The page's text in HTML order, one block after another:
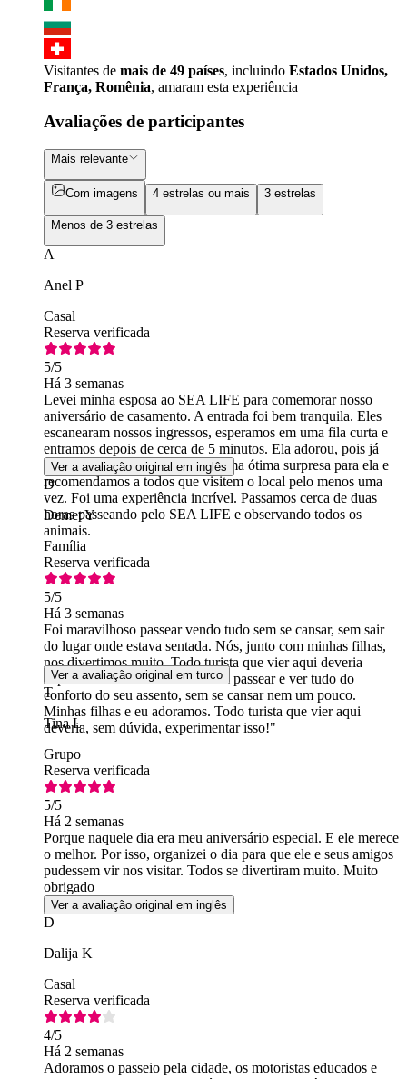
Visitantes de mais de 49 países, incluindo Estados Unidos,
França, Romênia, amaram esta experiência
Avaliações de participantes
Mais relevante
Com imagens 4 estrelas ou mais 3 estrelas
Menos de 3 estrelas
A
Anel P
Casal
Reserva verificada
5/5
Há 3 semanas
Levei minha esposa ao SEA LIFE para comemorar nosso
aniversário de casamento. A entrada foi bem tranquila. Eles
escanearam nossos ingressos, esperamos em uma fila curta e
entramos depois de cerca de 5 minutos. Ela adorou, pois já
fazia anos que queria ir lá. Foi uma ótima surpresa para ela e
recomendamos a todos que visitem o local pelo menos uma
vez. Foi uma experiência incrível. Passamos cerca de duas
horas passeando pelo SEA LIFE e observando todos os
animais.
Ver a avaliação original em inglês
D
Demet Y
Família
Reserva verificada
5/5
Há 3 semanas
Foi maravilhoso passear vendo tudo sem se cansar, sem sair
do lugar onde estava sentada. Nós, junto com minhas filhas,
nos divertimos muito. Todo turista que vier aqui deveria
experimentar isso... "Foi incrível passear e ver tudo do
conforto do seu assento, sem se cansar nem um pouco.
Minhas filhas e eu adoramos. Todo turista que vier aqui
deveria, sem dúvida, experimentar isso!"
Ver a avaliação original em turco
T
Tina L
Grupo
Reserva verificada
5/5
Há 2 semanas
Porque naquele dia era meu aniversário especial. E ele merece
o melhor. Por isso, organizei o dia para que ele e seus amigos
pudessem vir nos visitar. Todos se divertiram muito. Muito
obrigado
Ver a avaliação original em inglês
D
Dalija K
Casal
Reserva verificada
4/5
Há 2 semanas
Adoramos o passeio pela cidade, os motoristas educados e